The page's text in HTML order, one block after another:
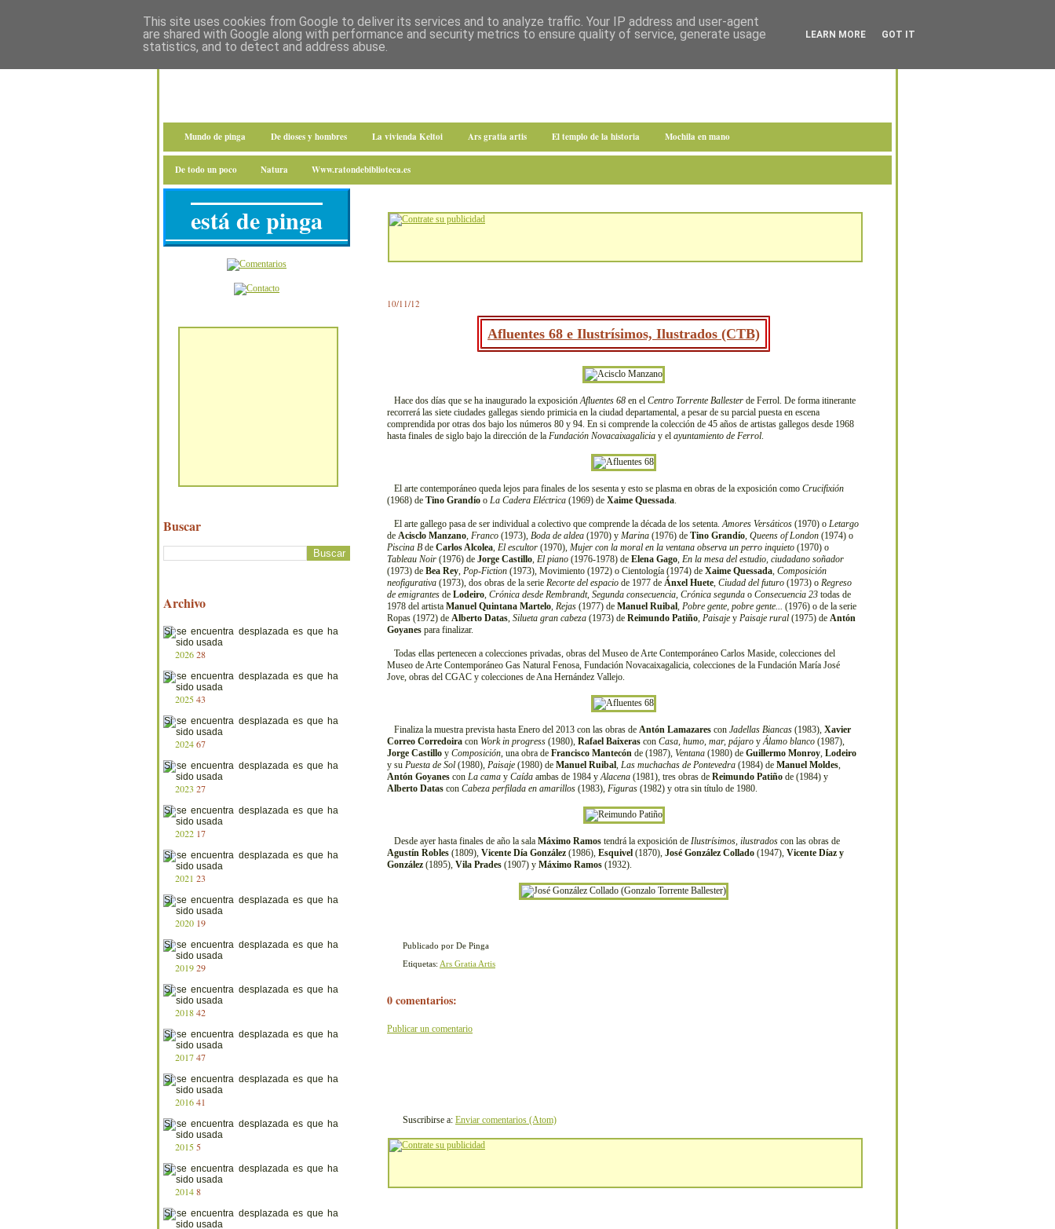
Mundo de pinga De dioses y hombres La vivienda Keltoi Ars gratia artis El templo de la historia Mochila en mano
De todo un poco Natura Www.ratondebiblioteca.es
10/11/12
Afluentes 68 e Ilustrísimos, Ilustrados (CTB)
Hace dos días que se ha inaugurado la exposiciónAfluentes 68 en el Centro Torrente Ballester de Ferrol. De forma itinerante
recorrerá las siete ciudades gallegas siendo primicia en la ciudad departamental, a pesar de su parcial puesta en escena
comprendida por otras dos bajo los números 80 y 94. En si comprende la colección de 45 años de artistas gallegos desde 1968
hasta finales de siglo bajo la dirección de la Fundación Novacaixagalicia y el ayuntamiento de Ferrol.
El arte contemporáneo queda lejos para finales de los sesenta y esto se plasma en obras de la exposición como Crucifixión
(1968) de Tino Grandío o La Cadera Eléctrica (1969) de Xaime Quessada.
El arte gallego pasa de ser individual a colectivo que comprende la década de los setenta.Amores Versáticos (1970) o Letargo
de Acisclo Manzano, Franco (1973), Boda de aldea (1970) y Marina (1976) de Tino Grandío, Queens of London (1974) o
Piscina B de Carlos Alcolea, El escultor (1970), Mujer con la moral en la ventana observa un perro inquieto (1970) o
Tableau Noir (1976) de Jorge Castillo, El piano (1976-1978) de Elena Gago, En la mesa del estudio, ciudadano soñador
(1973) de Bea Rey, Pop-Fiction (1973), Movimiento (1972) o Cientología (1974) de Xaime Quessada, Composición
neofigurativa (1973), dos obras de la serie Recorte del espacio de 1977 de Ánxel Huete, Ciudad del futuro (1973) o Regreso
de emigrantes de Lodeiro, Crónica desde Rembrandt, Segunda consecuencia, Crónica segunda o Consecuencia 23 todas de
1978 del artista Manuel Quintana Martelo, Rejas (1977) de Manuel Ruibal, Pobre gente, pobre gente... (1976) o de la serie
Ropas (1972) de Alberto Datas, Silueta gran cabeza (1973) de Reimundo Patiño, Paisaje y Paisaje rural (1975) de Antón
Goyanes para finalizar.
Todas ellas pertenecen a colecciones privadas, obras del Museo de Arte Contemporáneo Carlos Maside, colecciones del
Museo de Arte Contemporáneo Gas Natural Fenosa, Fundación Novacaixagalicia, colecciones de la Fundación María José
Jove, obras del CGAC y colecciones de Ana Hernández Vallejo.
Finaliza la muestra prevista hasta Enero del 2013 con las obras de Antón Lamazares con Jadellas Biancas (1983), Xavier
Correo Corredoira con Work in progress (1980), Rafael Baixeras con Casa, humo, mar, pájaro yÁlamo blanco (1987),
Jorge Castillo y Composición, una obra de Francisco Mantecón de (1987), Ventana (1980) de Guillermo Monroy, Lodeiro
y su Puesta de Sol (1980), Paisaje (1980) de Manuel Ruibal, Las muchachas de Pontevedra (1984) de Manuel Moldes,
Antón Goyanes con La cama y Caída ambas de 1984 yAlacena (1981), tres obras de Reimundo Patiño de (1984) y
Alberto Datas con Cabeza perfilada en amarillos (1983), Figuras (1982) y otra sin título de 1980.
Desde ayer hasta finales de año la sala Máximo Ramos tendrá la exposición de Ilustrísimos, ilustrados con las obras de
Agustín Robles (1809), Vicente Día González (1986), Esquivel (1870), José González Collado (1947), Vicente Díaz y
González (1895), Vila Prades (1907) y Máximo Ramos (1932).
Publicado por De Pinga
Etiquetas: Ars Gratia Artis
0 comentarios:
Publicar un comentario
Suscribirse a: Enviar comentarios (Atom)
está de pinga
Buscar
Archivo
202628
202543
202467
2023 27
2022 17
2021 23
2020 19
201929
201842
201747
201641
2015 5
20148
This site uses cookies from Google to deliver its services and to analyze traffic. Your IP address and user-agent
are shared with Google along with performance and security metrics to ensure quality of service, generate usage
statistics, and to detect and address abuse.
LEARN MORE GOT IT